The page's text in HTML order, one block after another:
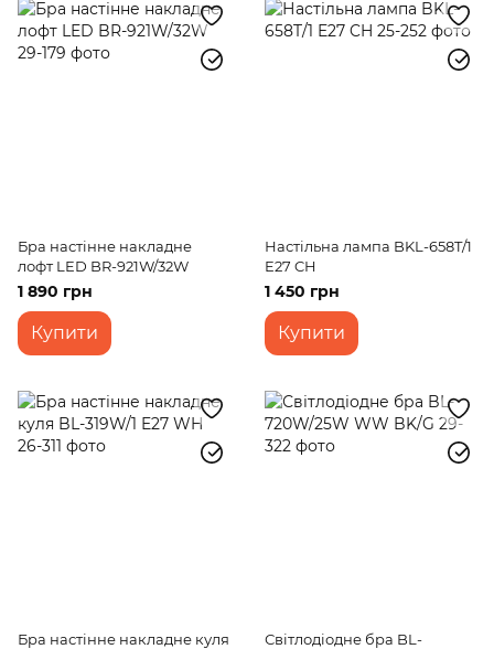
Бра настінне накладне
лофт LED BR-921W/32W
1 890 грн
Купити
Настільна лампа BKL-658T/1
E27 CH
1 450 грн
Купити
Бра настінне накладне куля
Світлодіодне бра BL-